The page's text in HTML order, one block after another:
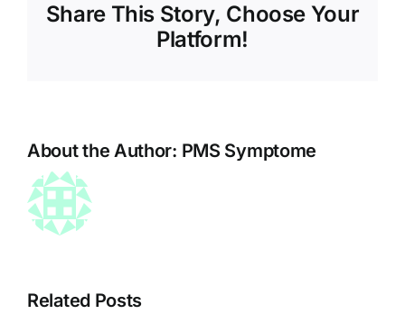
Share This Story, Choose Your
Platform!
About the Author: PMS Symptome
Related Posts